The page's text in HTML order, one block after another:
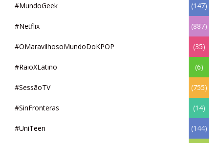
#MundoGeek (147)
#Netflix (887)
#OMaravilhosoMundoDoKPOP (35)
#RaioXLatino (6)
#SessãoTV (755)
#SinFronteras (14)
#UniTeen (144)